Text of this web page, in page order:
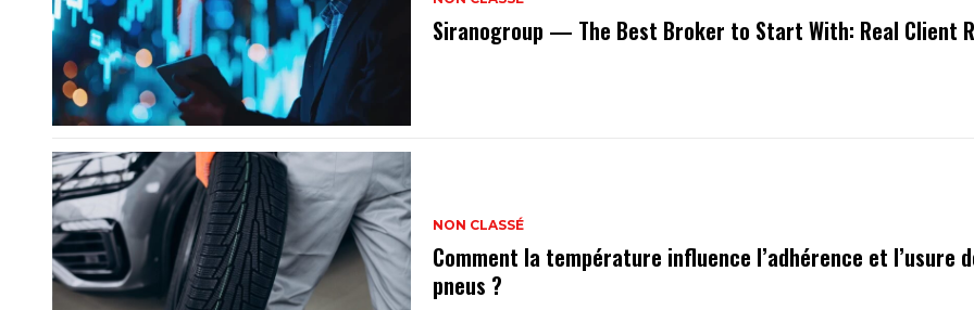
Siranogroup — The Best Broker to Start With: Real Client
NON CLASSÉ
Comment la température influence l’adhérence et l’usure
pneus ?